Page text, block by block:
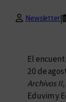
Newsletter|
El
20 de
Archivos II,
Eduvim y